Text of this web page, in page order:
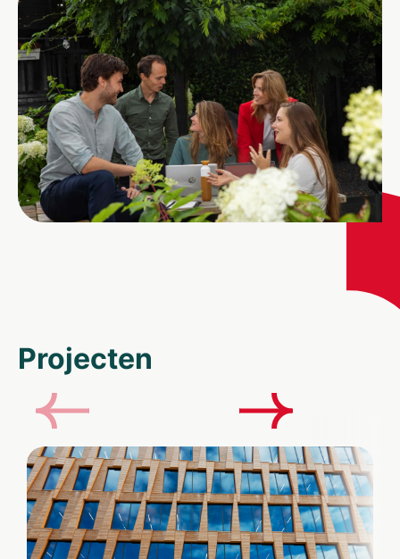
Projecten